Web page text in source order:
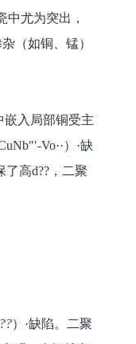
尤为突出，
（如铜、锰）
入局部铜受主
Vo··）·缺
高d??，二聚
）·缺陷。二聚